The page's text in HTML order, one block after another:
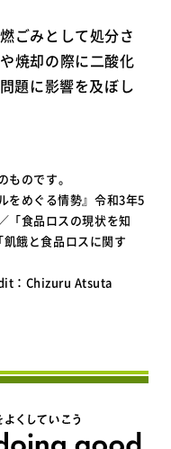
ごみとして処分さ
焼却の際に二酸化
題に影響を及ぼし
のです。
をめぐる情勢』令和3年5
食品ロスの現状を知
餓と食品ロスに関す
：Chizuru Atsuta